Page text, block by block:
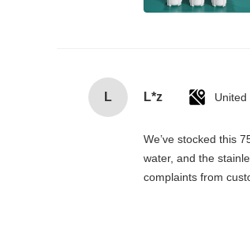
L L*z United
We’ve stocked this
water, and the
complaints from